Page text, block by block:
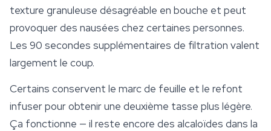
texture granuleuse désagréable en bouche et peut
provoquer des nausées chez certaines personnes.
Les 90 secondes supplémentaires de filtration valent
largement le coup.
Certains conservent le marc de feuille et le refont
infuser pour obtenir une deuxième tasse plus légère.
Ça fonctionne — il reste encore des alcaloïdes dans la